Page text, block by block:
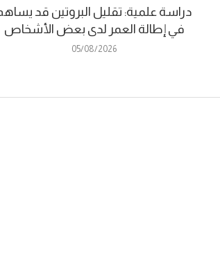
دراسة علمية: تقليل البروتين قد
في إطالة العمر لدى بعض الأشخاص
05/08/2026